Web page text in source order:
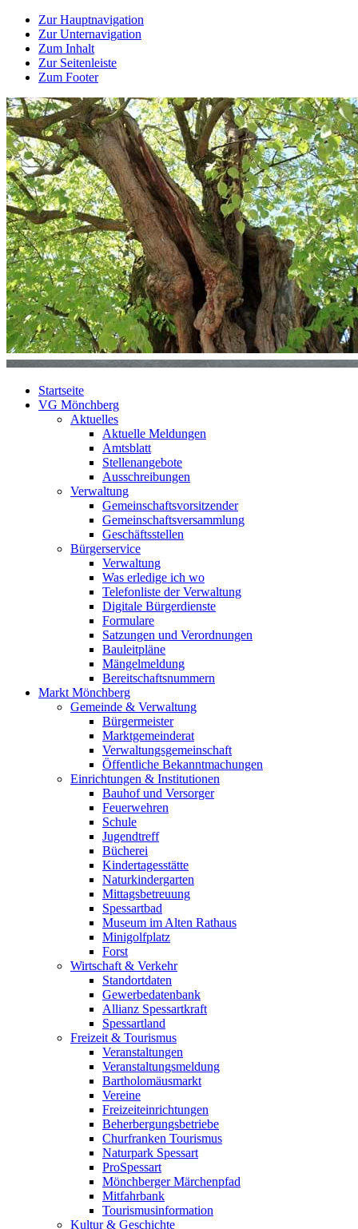
Zur Hauptnavigation
Zur Unternavigation
Zum Inhalt
Zur Seitenleiste
Zum Footer
Startseite
VG Mönchberg
Aktuelles
Aktuelle Meldungen
Amtsblatt
Stellenangebote
Ausschreibungen
Verwaltung
Gemeinschaftsvorsitzender
Gemeinschaftsversammlung
Geschäftsstellen
Bürgerservice
Verwaltung
Was erledige ich wo
Telefonliste der Verwaltung
Digitale Bürgerdienste
Formulare
Satzungen und Verordnungen
Bauleitpläne
Mängelmeldung
Bereitschaftsnummern
Markt Mönchberg
Gemeinde & Verwaltung
Bürgermeister
Marktgemeinderat
Verwaltungsgemeinschaft
Öffentliche Bekanntmachungen
Einrichtungen & Institutionen
Bauhof und Versorger
Feuerwehren
Schule
Jugendtreff
Bücherei
Kindertagesstätte
Naturkindergarten
Mittagsbetreuung
Spessartbad
Museum im Alten Rathaus
Minigolfplatz
Forst
Wirtschaft & Verkehr
Standortdaten
Gewerbedatenbank
Allianz Spessartkraft
Spessartland
Freizeit & Tourismus
Veranstaltungen
Veranstaltungsmeldung
Bartholomäusmarkt
Vereine
Freizeiteinrichtungen
Beherbergungsbetriebe
Churfranken Tourismus
Naturpark Spessart
ProSpessart
Mönchberger Märchenpfad
Mitfahrbank
Tourismusinformation
Kultur & Geschichte